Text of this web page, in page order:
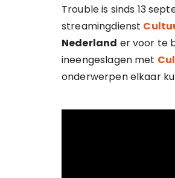
Trouble is sinds 13
streamingdienst
Nederland er voor te
ineengeslagen met
onderwerpen elkaar